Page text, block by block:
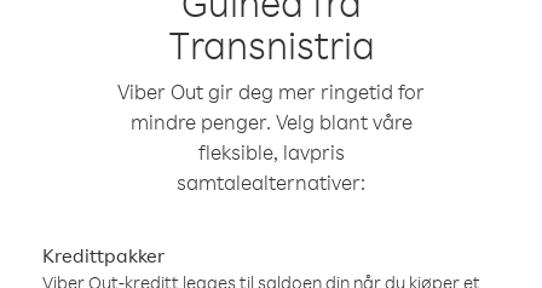
Transnistria
Viber Out gir deg mer ringetid for
mindre penger. Velg blant våre
fleksible, lavpris
samtalealternativer:
Kredittpakker
Viber Out-kreditt legges til saldoen din når du kjøper et